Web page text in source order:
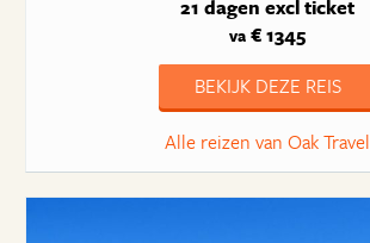
21 dagen excl ticket
va € 1345
BEKIJK DEZE REIS
Alle reizen van Oak Travel